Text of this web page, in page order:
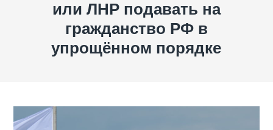
или ЛНР подавать на
гражданство РФ в
упрощённом порядке